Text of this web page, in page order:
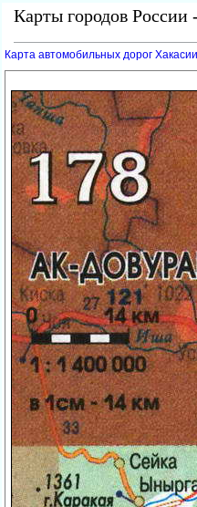
Карты городов России
Карта автомобильных дорог